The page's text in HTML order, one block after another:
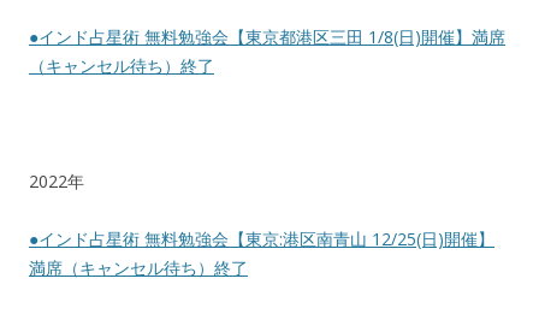
●インド占星術 無料勉強会【東京都港区三田 1/8(日)開催】満席
（キャンセル待ち）終了
2022年
●インド占星術 無料勉強会【東京:港区南青山 12/25(日)開催】
満席（キャンセル待ち）終了